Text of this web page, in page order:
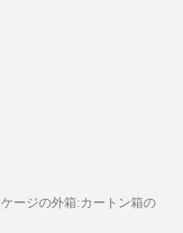
ージの外箱:カートン箱の